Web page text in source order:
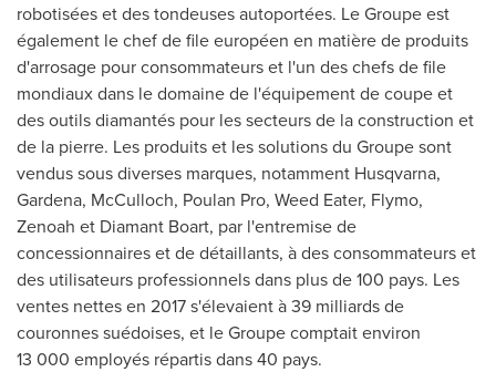
robotisées et des tondeuses autoportées. Le Groupeest
également le chef de file européen en matière de produits
d'arrosage pour consommateurs et l'un des chefs de file
mondiaux dans le domaine de l'équipement de coupe et
des outils diamantés pour les secteurs de la construction et
de la pierre. Les produits et les solutions du Groupe sont
vendus sous diverses marques, notamment Husqvarna,
Gardena, McCulloch, Poulan Pro, Weed Eater, Flymo,
Zenoah et Diamant Boart, par l'entremise de
concessionnaires et de détaillants, à des consommateurs et
des utilisateurs professionnels dans plus de 100 pays. Les
ventes nettes en 2017 s'élevaient à 39 milliards de
couronnes suédoises, et le Groupe comptait environ
13 000 employés répartis dans 40 pays.